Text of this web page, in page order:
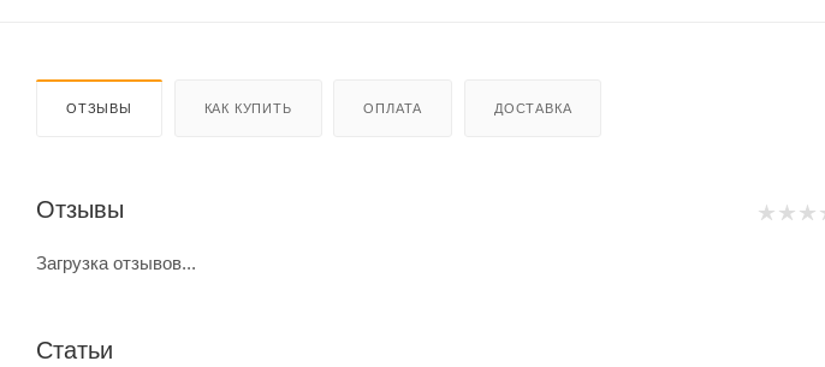
ОТЗЫВЫ КАК КУПИТЬ ОПЛАТА ДОСТАВКА
Отзывы
Загрузка отзывов...
Статьи